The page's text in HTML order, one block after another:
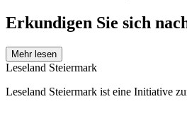
Erkundigen Sie sich
Mehr lesen
Leseland Steiermark
Leseland Steiermark ist eine Initiative